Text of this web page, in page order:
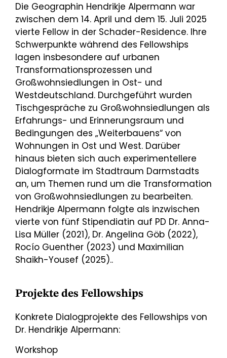
Die Geographin Hendrikje Alpermann war
zwischen dem 14. April und dem 15. Juli 2025
vierte Fellow in der Schader-Residence. Ihre
Schwerpunkte während des Fellowships
lagen insbesondere auf urbanen
Transformationsprozessen und
Großwohnsiedlungen in Ost- und
Westdeutschland. Durchgeführt wurden
Tischgespräche zu Großwohnsiedlungen als
Erfahrungs- und Erinnerungsraum und
Bedingungen des „Weiterbauens“ von
Wohnungen in Ost und West. Darüber
hinaus bieten sich auch experimentellere
Dialogformate im Stadtraum Darmstadts
an, um Themen rund um die Transformation
von Großwohnsiedlungen zu bearbeiten.
Hendrikje Alpermann folgte als inzwischen
vierte von fünf Stipendiatin auf PD Dr. Anna-
Lisa Müller (2021), Dr. Angelina Göb (2022),
Rocío Guenther (2023) und Maximilian
Shaikh-Yousef (2025)..
Projekte des Fellowships
Konkrete Dialogprojekte des Fellowships von
Dr. Hendrikje Alpermann:
Workshop